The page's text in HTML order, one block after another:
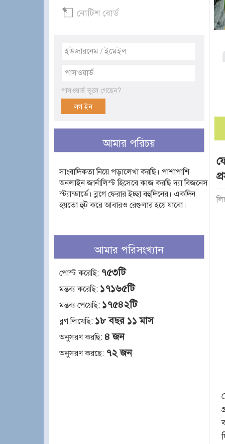
নোটিশ বোর্ড
পাসওয়ার্ড ভুলে গেছেন?
আমার পরিচয়
সাংবাদিকতা নিয়ে পড়ালেখা করছি। পাশাপাশি
অনলাইন জার্নালিস্ট হিসেবে কাজ করছি দ্যা বিজনেস
স্ট্যান্ডার্ডে। ব্লগে ফেরার ইচ্ছা বহুদিনের। একদিন
হয়তো হুট করে আবারও রেগুলার হয়ে যাবো।
আমার পরিসংখ্যান
পোস্ট করেছি: ৭৫৩টি
মন্তব্য করেছি: ১৭১৬৫টি
মন্তব্য পেয়েছি: ১৭৫৪২টি
ব্লগ লিখেছি: ১৮ বছর ১১ মাস
অনুসরণ করছি: ৪ জন
অনুসরণ করছে: ৭২ জন